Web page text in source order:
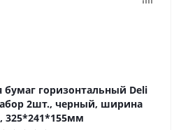
бумаг горизонтальный Deli
2шт., черный, ширина
325*241*155мм